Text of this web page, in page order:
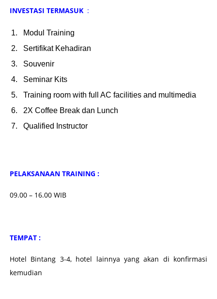
INVESTASI TERMASUK :
Modul Training
Sertifikat Kehadiran
Souvenir
Seminar Kits
Training room with full AC facilities and multimedia
2X Coffee Break dan Lunch
Qualified Instructor
PELAKSANAAN TRAINING :
09.00 – 16.00 WIB
TEMPAT :
Hotel Bintang 3-4, hotel lainnya yang akan di konfirmasi
kemudian